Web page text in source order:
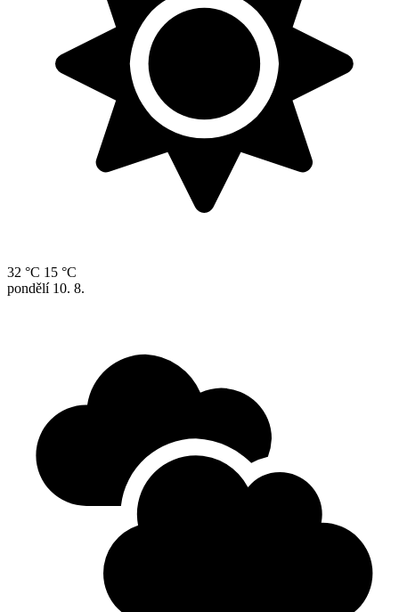
32 °C 15 °C
pondělí 10. 8.